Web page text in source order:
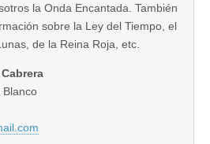
la Onda Encantada. También
sobre la Ley del Tiempo, el
de la Reina Roja, etc.
Blanco